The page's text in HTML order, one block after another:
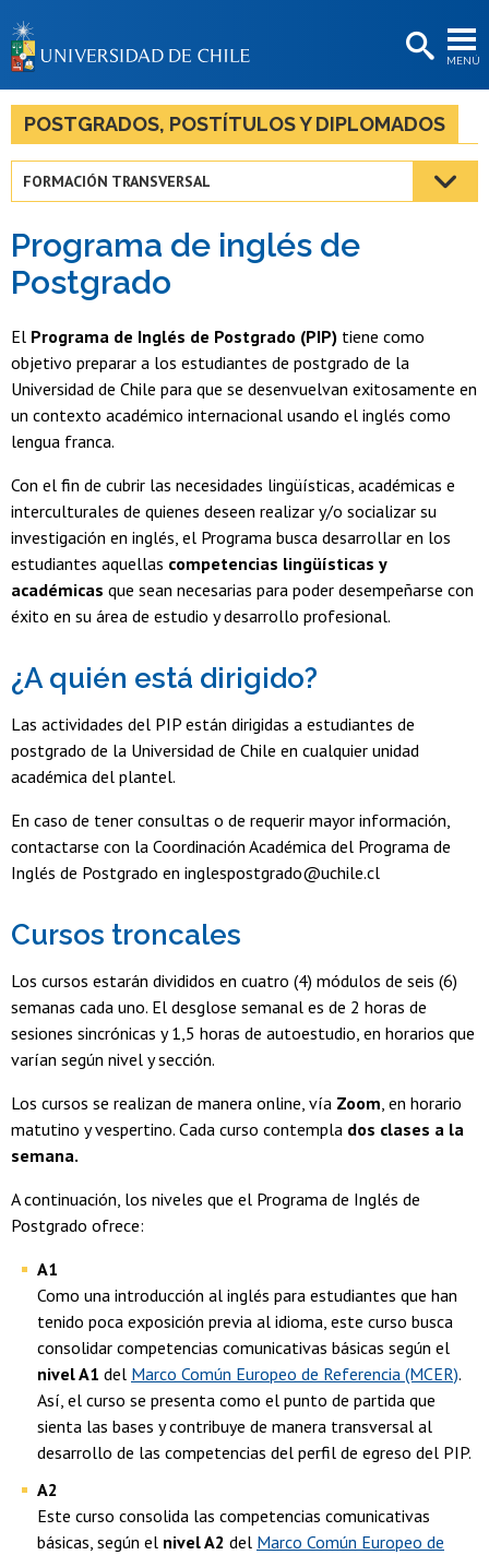
MENÚ
BIBLIOTECAS
LA UNIVERSIDAD
Estudiantes
Académicas/os
Egresadas/os
POSTGRADOS, POSTÍTULOS Y DIPLOMADOS
FORMACIÓN TRANSVERSAL
Programa de inglés de
Postgrado
El Programa de Inglés de Postgrado (PIP) tiene como
objetivo preparar a los estudiantes de postgrado de la
Universidad de Chile para que se desenvuelvan exitosamente en
un contexto académico internacional usando el inglés como
lengua franca.
Con el fin de cubrir las necesidades lingüísticas, académicas e
interculturales de quienes deseen realizar y/o socializar su
investigación en inglés, el Programa busca desarrollar en los
estudiantes aquellas competencias lingüísticas y
académicas que sean necesarias para poder desempeñarse con
éxito en su área de estudio y desarrollo profesional.
¿A quién está dirigido?
Las actividades del PIP están dirigidas a estudiantes de
postgrado de la Universidad de Chile en cualquier unidad
académica del plantel.
En caso de tener consultas o de requerir mayor información,
contactarse con la Coordinación Académica del Programa de
Inglés de Postgrado en inglespostgrado@uchile.cl
Cursos troncales
Los cursos estarán divididos en cuatro (4) módulos de seis (6)
semanas cada uno. El desglose semanal es de 2 horas de
sesiones sincrónicas y 1,5 horas de autoestudio, en horarios que
varían según nivel y sección.
Los cursos se realizan de manera online, vía Zoom, en horario
matutino y vespertino. Cada curso contempla dos clases a la
semana.
A continuación, los niveles que el Programa de Inglés de
Postgrado ofrece:
A1
Como una introducción al inglés para estudiantes que han
tenido poca exposición previa al idioma, este curso busca
consolidar competencias comunicativas básicas según el
nivel A1 del Marco Común Europeo de Referencia (MCER).
Así, el curso se presenta como el punto de partida que
sienta las bases y contribuye de manera transversal al
desarrollo de las competencias del perfil de egreso del PIP.
A2
Este curso consolida las competencias comunicativas
básicas, según el nivel A2 del Marco Común Europeo de